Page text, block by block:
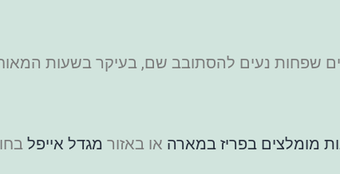
שפחות נעים להסתובב שם, בעיקר בשעות
מומלצים בפריז במארה או באזור מגדל אייפל